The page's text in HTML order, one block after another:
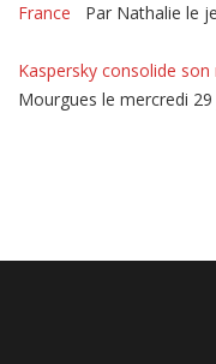
France
Par Nathalie le
Kaspersky consolide
Mourgues le mercredi